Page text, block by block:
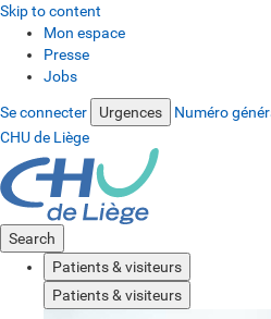
Skip to content
Mon espace
Presse
Jobs
Se connecter Urgences Numéro
CHU de Liège
Search
Patients & visiteurs
Patients & visiteurs